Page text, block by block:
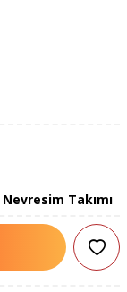
Nevresim Takımı